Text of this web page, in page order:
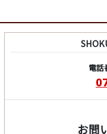
電話
お問